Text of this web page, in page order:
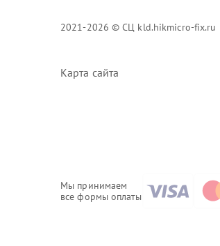
2021-2026 © СЦ kld.hikmicro-fix.ru
Карта сайта
Мы принимаем
все формы оплаты